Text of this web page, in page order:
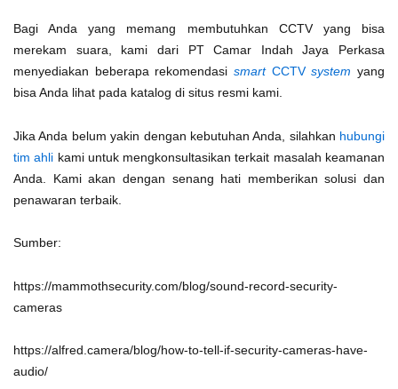
Bagi Anda yang memang membutuhkan CCTV yang bisa
merekam suara, kami dari PT Camar Indah Jaya Perkasa
menyediakan beberapa rekomendasi smart CCTVsystem yang
bisa Anda lihat pada katalog di situs resmi kami.
Jika Anda belum yakin dengan kebutuhan Anda, silahkan hubungi
tim ahli kami untuk mengkonsultasikan terkait masalah keamanan
Anda. Kami akan dengan senang hati memberikan solusi dan
penawaran terbaik.
Sumber:
https://mammothsecurity.com/blog/sound-record-security-
cameras
https://alfred.camera/blog/how-to-tell-if-security-cameras-have-
audio/